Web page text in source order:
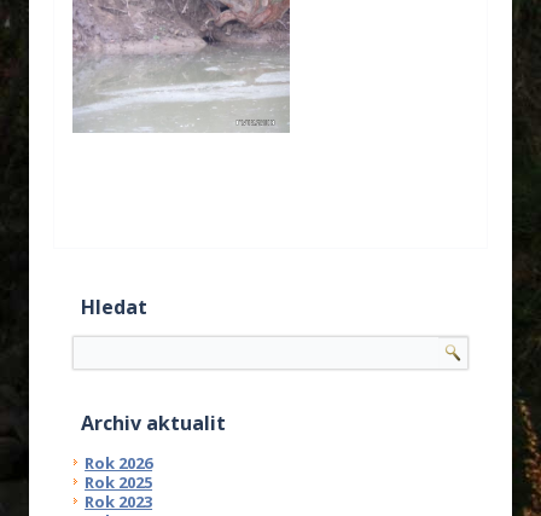
Hledat
Archiv aktualit
Rok 2026
Rok 2025
Rok 2023